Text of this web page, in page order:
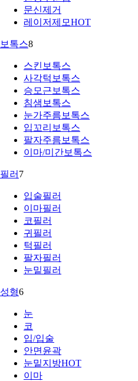
문신제거
레이저제모HOT
보톡스8
스킨보톡스
사각턱보톡스
승모근보톡스
침샘보톡스
눈가주름보톡스
입꼬리보톡스
팔자주름보톡스
이마/미간보톡스
필러 7
입술필러
이마필러
코필러
귀필러
턱필러
팔자필러
눈밑필러
성형6
눈
코
입/입술
안면윤곽
눈밑지방HOT
이마